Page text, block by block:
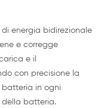
di energia bidirezionale
e corregge
e il
con precisione la
in ogni
della batteria.